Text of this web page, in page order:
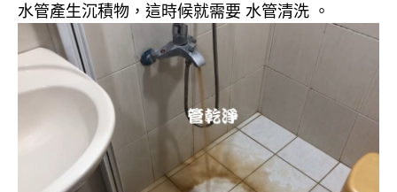
水管產生沉積物，這時候就需要 水管清洗 。